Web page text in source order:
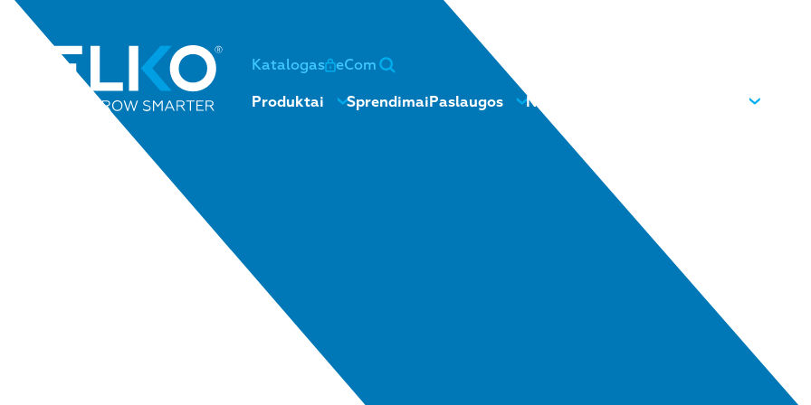
Katalogas eCom
Produktai SprendimaiPaslaugos Naujienos